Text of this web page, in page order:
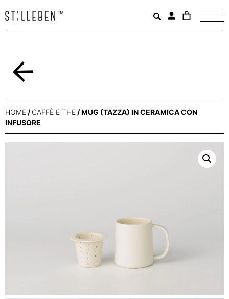
Il
è
HOME /CAFFÈ E THE / MUG (TAZZA) IN CERAMICA CON
INFUSORE